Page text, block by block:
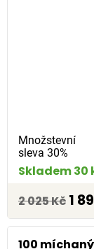
Množstevní
sleva 30%
Skladem 30
2 025 Kč 1
100